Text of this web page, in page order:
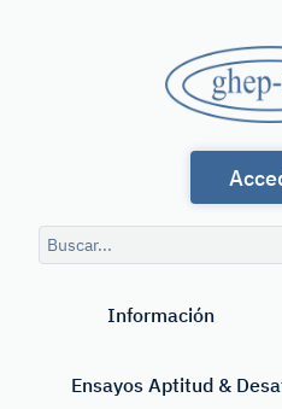
Habla
Española
Consulta
de
Información
Ensayos Aptitud &